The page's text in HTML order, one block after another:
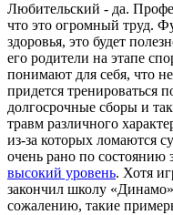
Любительский - да.
что это огромный труд.
здоровья, это будет
его родители на этапе
понимают для себя, что
придется тренироваться
долгосрочные сборы и
травм различного
из-за которых ломаются
очень рано по состоянию
высокий уровень. Хотя
закончил школу
сожалению, такие